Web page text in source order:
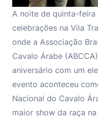
A noite de quinta-
celebrações na Vila
onde a Associação
Cavalo Árabe
aniversário com um
evento aconteceu
Nacional do Cavalo
maior show da raça